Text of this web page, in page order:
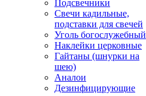
Подсвечники
Свечи кадильные,
подставки для свечей
Уголь богослужебный
Наклейки церковные
Гайтаны (шнурки на
шею)
Аналои
Дезинфицирующие